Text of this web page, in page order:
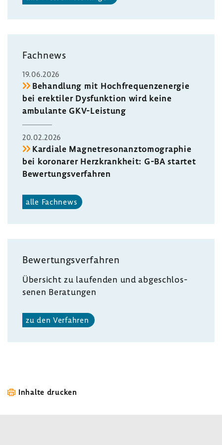
Fach­news
19.06.2026
Behand­lung mit Hoch­fre­quenz­energie
bei erek­tiler Dysfunk­tion wird keine
ambu­lante GKV-​Leistung
20.02.2026
Kardiale Magnet­re­so­nanz­to­mo­gra­phie
bei koro­narer Herz­krank­heit: G-BA startet
Bewer­tungs­ver­fahren
alle Fach­news
Bewer­tungs­ver­fahren
Über­sicht zu laufenden und abge­schlos­
senen Bera­tungen
zu den Verfahren
Inhalte drucken